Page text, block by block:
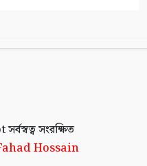
সর্বস্বত্ব সংরক্ষিত
Hossain